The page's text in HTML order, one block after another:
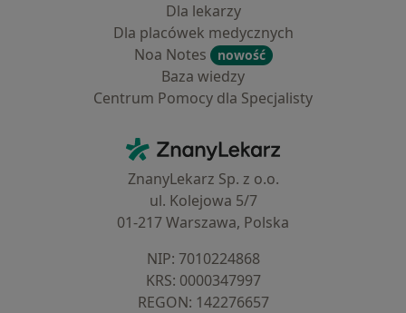
Dla lekarzy
Dla placówek medycznych
Noa Notes
nowość
Baza wiedzy
Centrum Pomocy dla Specjalisty
ZnanyLekarz - Strona główna
ZnanyLekarz Sp. z o.o.
ul. Kolejowa 5/7
01-217 Warszawa, Polska
NIP: ⁠7010224868
KRS: ⁠0000347997
REGON: ⁠142276657